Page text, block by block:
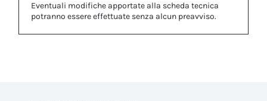
Eventuali modifiche apportate alla scheda tecnica
potranno essere effettuate senza alcun preavviso.